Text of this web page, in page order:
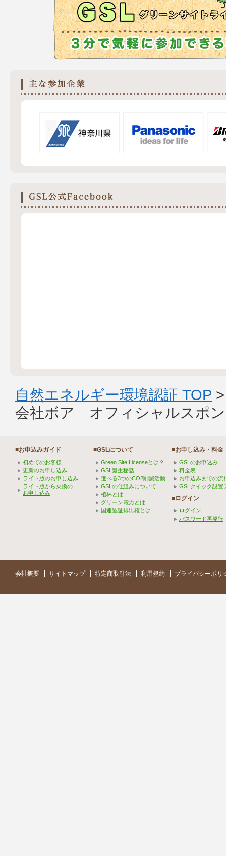
自然エネルギー環境認証 TOP
会社ボア オフィシャルスポ
■お申込みガイド
初めてのお客様
更新のお申し込み
ライト版のお申し込み
ライト版から乗換の
お申し込み
■GSLについて
Green Site Licenseとは？
GSL誕生秘話
選べる3つのCO2削減活動
GSLの仕組みについて
植林とは
グリーン電力とは
国連認証排出権とは
■お申し込み・料金
GSLのお申込み
料金表
お申込みまでの流
GSLクイック設置
■ログイン
ログイン
パスワード再発行
会社概要 サイトマップ 特定商取引法 利用規約 プライバシーポリ